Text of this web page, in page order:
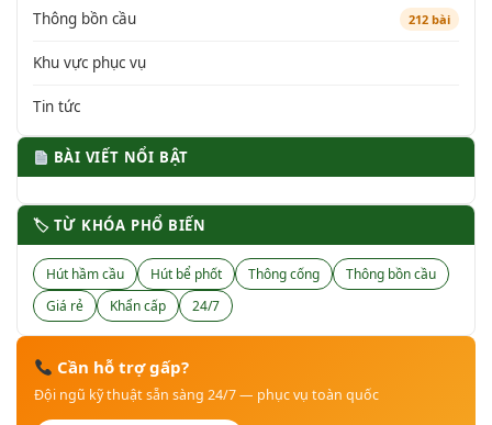
Thông bồn cầu 212 bài
Khu vực phục vụ
Tin tức
BÀI VIẾT NỔI BẬT
🏷 TỪ KHÓA PHỔ BIẾN
Hút hầm cầu Hút bể phốt Thông cống
Thông bồn cầu
Giá rẻ
Khẩn cấp 24/7
Cần hỗ trợ gấp?
Đội ngũ kỹ thuật sẵn sàng 24/7 — phục vụ toàn quốc